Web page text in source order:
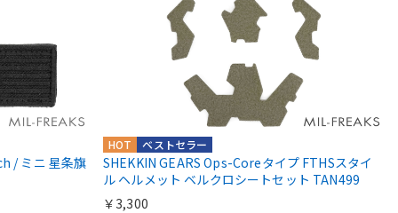
/ ミニ 星条旗
ベストセラー
HOT
SHEKKIN GEARS Ops-Coreタイプ FTHSスタイ
ル ヘルメット ベルクロシートセット TAN499
￥3,300